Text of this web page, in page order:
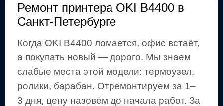
Ремонт принтера OKI B4400 в
Санкт-Петербурге
Когда OKI B4400 ломается, офис встаёт,
а покупать новый — дорого. Мы знаем
слабые места этой модели: термоузел,
ролики, барабан. Отремонтируем за 1–
3 дня, цену назовём до начала работ. За